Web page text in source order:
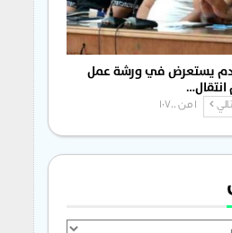
يستعرض في ورشة عمل
1 من 1٬700